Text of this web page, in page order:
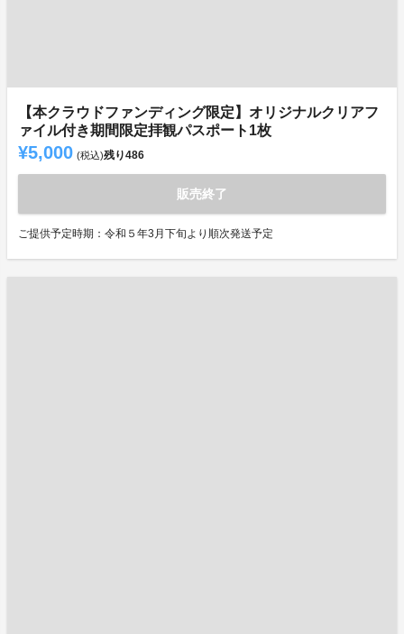
【本クラウドファンディング限定】オリジナルクリアフ
ァイル付き期間限定拝観パスポート1枚
¥5,000 (税込)残り486
販売終了
ご提供予定時期：令和５年3月下旬より順次発送予定